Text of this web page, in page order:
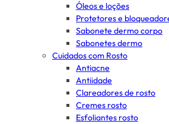
Óleos e loções
Protetores e
Sabonete dermo corpo
Sabonetes dermo
Cuidados com Rosto
Antiacne
Antiidade
Clareadores de rosto
Cremes rosto
Esfoliantes rosto